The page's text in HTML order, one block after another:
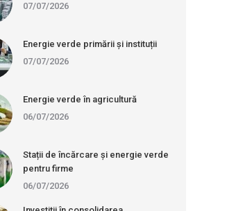
07/07/2026
Energie verde primării și instituții
07/07/2026
Energie verde în agricultură
06/07/2026
Stații de încărcare și energie verde
pentru firme
06/07/2026